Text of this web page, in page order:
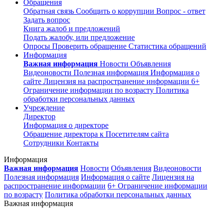
Обращения
Обратная связь Сообщить о коррупции Вопрос - ответ
Задать вопрос
Книга жалоб и предложений
Подать жалобу, или предложение
Опросы Проверить обращение Статистика обращений
Информация
Важная информация Новости Объявления
Видеоновости Полезная информация Информация о
сайте Лицензия на распространение информации 6+
Ограничение информации по возрасту Политика
обработки персональных данных
Учреждение
Директор
Информация о директоре
Обращение директора к Посетителям сайта
Сотрудники Контакты
Информация
Важная информация Новости Объявления Видеоновости
Полезная информация Информация о сайте Лицензия на
распространение информации 6+ Ограничение информации
по возрасту Политика обработки персональных данных
Важная информация